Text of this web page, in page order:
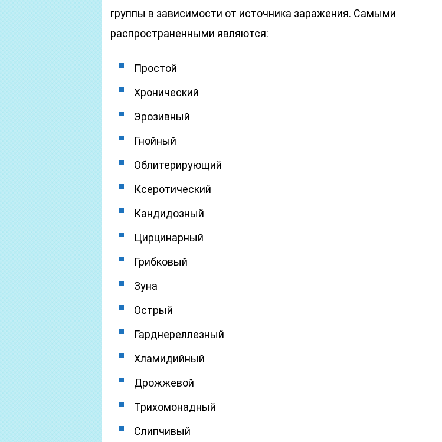
группы в зависимости от источника заражения. Самыми
распространенными являются:
Простой
Хронический
Эрозивный
Гнойный
Облитерирующий
Ксеротический
Кандидозный
Цирцинарный
Грибковый
Зуна
Острый
Гарднереллезный
Хламидийный
Дрожжевой
Трихомонадный
Слипчивый